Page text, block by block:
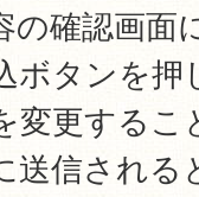
の確認画面
ボタンを押
変更する
送信される